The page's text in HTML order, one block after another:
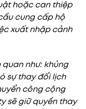
hoặc can thiệp
cung cấp hộ
xuất nhập cảnh
quan như: khủng
sự thay đổi lịch
công cộng
sẽ giữ quyền thay